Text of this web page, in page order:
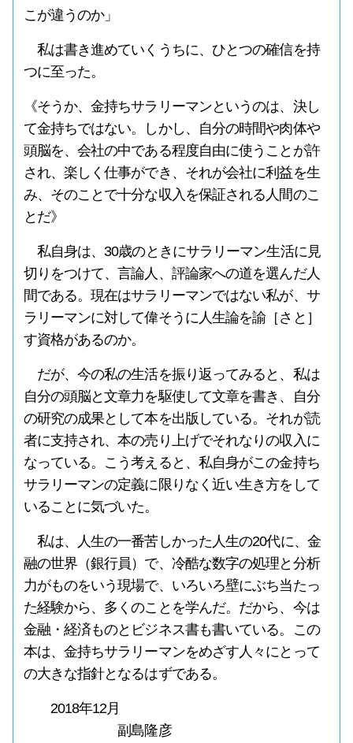
こが違うのか」
私は書き進めていくうちに、ひとつの確信を持
つに至った。
《そうか、金持ちサラリーマンというのは、決し
て金持ちではない。しかし、自分の時間や肉体や
頭脳を、会社の中である程度自由に使うことが許
され、楽しく仕事ができ、それが会社に利益を生
み、そのことで十分な収入を保証される人間のこ
とだ》
私自身は、30歳のときにサラリーマン生活に見
切りをつけて、言論人、評論家への道を選んだ人
間である。現在はサラリーマンではない私が、サ
ラリーマンに対して偉そうに人生論を諭［さと］
す資格があるのか。
だが、今の私の生活を振り返ってみると、私は
自分の頭脳と文章力を駆使して文章を書き、自分
の研究の成果として本を出版している。それが読
者に支持され、本の売り上げでそれなりの収入に
なっている。こう考えると、私自身がこの金持ち
サラリーマンの定義に限りなく近い生き方をして
いることに気づいた。
私は、人生の一番苦しかった人生の20代に、金
融の世界（銀行員）で、冷酷な数字の処理と分析
力がものをいう現場で、いろいろ壁にぶち当たっ
た経験から、多くのことを学んだ。だから、今は
金融・経済ものとビジネス書も書いている。この
本は、金持ちサラリーマンをめざす人々にとって
の大きな指針となるはずである。
2018年12月
副島隆彦